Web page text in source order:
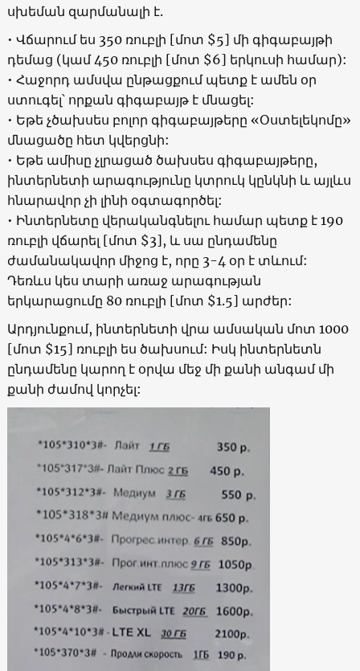
սխեման զարմանալի է.
• Վճարում ես 350 ռուբլի [մոտ $5] մի գիգաբայթի
դեմաց (կամ 450 ռուբլի [մոտ $6] երկուսի համար):
• Հաջորդ ամսվա ընթացքում պետք է ամեն օր
ստուգել՝ որքան գիգաբայթ է մնացել:
• Եթե չծախսես բոլոր գիգաբայթերը «Օստելեկոմը»
մնացածը հետ կվերցնի:
• Եթե ամիսը չլրացած ծախսես գիգաբայթերը,
ինտերնետի արագությունը կտրուկ կընկնի և այլևս
հնարավոր չի լինի օգտագործել:
• Ինտերնետը վերականգնելու համար պետք է 190
ռուբլի վճարել [մոտ $3], և սա ընդամենը
ժամանակավոր միջոց է, որը 3-4 օր է տևում:
Դեռևս կես տարի առաջ արագության
երկարացումը 80 ռուբլի [մոտ $1.5] արժեր:
Արդյունքում, ինտերնետի վրա ամսական մոտ 1000
[մոտ $15] ռուբլի ես ծախսում: Իսկ ինտերնետն
ընդամենը կարող է օրվա մեջ մի քանի անգամ մի
քանի ժամով կորչել: